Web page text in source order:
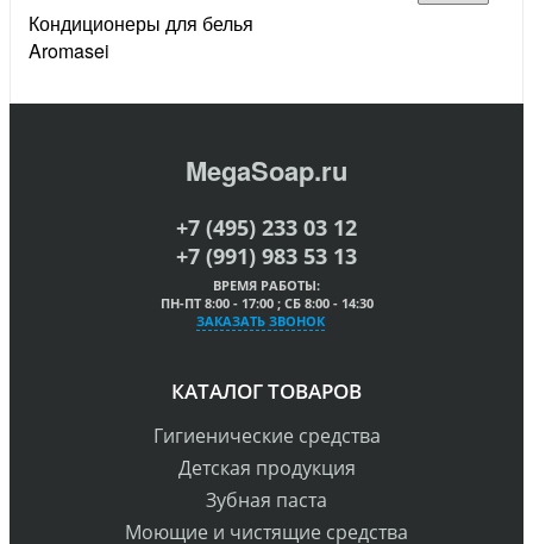
Кондиционеры для белья
Aromasei
MegaSoap.ru
+7 (495) 233 03 12
+7 (991) 983 53 13
ВРЕМЯ РАБОТЫ:
ПН-ПТ 8:00 - 17:00 ; СБ 8:00 - 14:30
ЗАКАЗАТЬ ЗВОНОК
КАТАЛОГ ТОВАРОВ
Гигиенические средства
Детская продукция
Зубная паста
Моющие и чистящие средства